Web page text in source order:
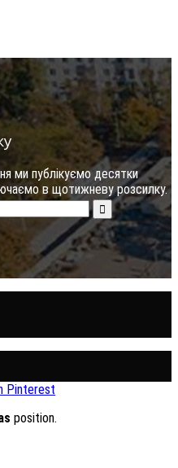
ми публікуємо десятки
в щотижневу розсилку.
Pinterest
position.